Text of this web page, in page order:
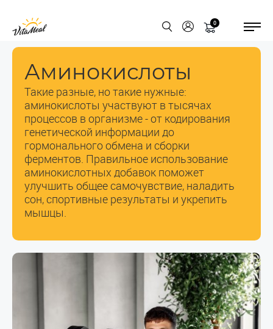
0
Аминокислоты
Такие разные, но такие нужные:
аминокислоты участвуют в тысячах
процессов в организме - от кодирования
генетической информации до
гормонального обмена и сборки
ферментов. Правильное использование
аминокислотных добавок поможет
улучшить общее самочувствие, наладить
сон, спортивные результаты и укрепить
мышцы.